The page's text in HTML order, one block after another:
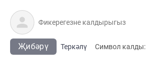
Җибәрү Теркәлү Cимвол калды: